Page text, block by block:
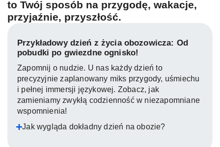
to Twój sposób na przygodę, wakacje,
przyjaźnie, przyszłość.
Przykładowy dzień z życia obozowicza: Od
pobudki po gwiezdne ognisko!
Zapomnij o nudzie. U nas każdy dzień to
precyzyjnie zaplanowany miks przygody, uśmiechu
i pełnej immersji językowej. Zobacz, jak
zamieniamy zwykłą codzienność w niezapomniane
wspomnienia!
Jak wygląda dokładny dzień na obozie?